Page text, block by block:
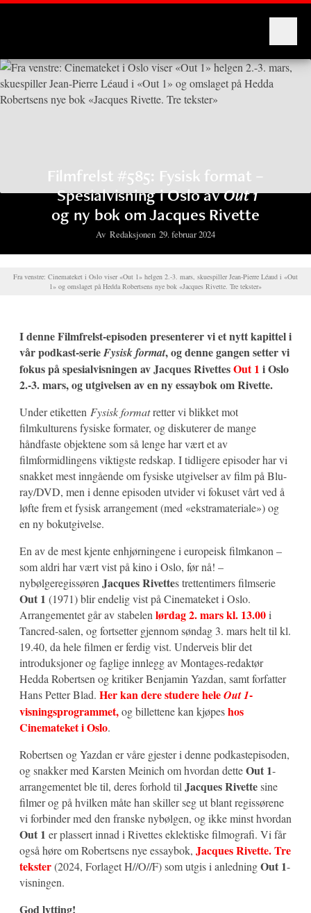
Filmfrelst #585: Fysisk format –
Spesialvisning i Oslo avOut 1
og ny bok om Jacques Rivette
Av Redaksjonen 29. februar 2024
Fra venstre: Cinemateket i Oslo viser «Out 1» helgen 2.-3. mars, skuespiller Jean-Pierre Léaud i «Out
1» og omslaget på Hedda Robertsens nye bok «Jacques Rivette. Tre tekster»
I denne Filmfrelst-episoden presenterer vi et nytt kapittel i
vår podkast-serieFysisk format, og denne gangen setter vi
fokus på spesialvisningen av Jacques RivettesOut 1 i Oslo
2.-3. mars, og utgivelsen av en ny essaybok om Rivette.
Under etiketten Fysisk formatretter vi blikket mot
filmkulturens fysiske formater, og diskuterer de mange
håndfaste objektene som så lenge har vært et av
filmformidlingens viktigste redskap. I tidligere episoder har vi
snakket mest inngående om fysiske utgivelser av film på Blu-
ray/DVD, men i denne episoden utvider vi fokuset vårt ved å
løfte frem et fysisk arrangement (med «ekstramateriale») og
en ny bokutgivelse.
En av de mest kjente enhjørningene i europeisk filmkanon –
som aldri har vært vist på kino i Oslo, før nå! –
nybølgeregissørenJacques Rivettes trettentimers filmserie
Out 1 (1971) blir endelig vist på Cinemateket i Oslo.
Arrangementet går av stabelenlørdag 2. mars kl. 13.00i
Tancred-salen, og fortsetter gjennom søndag 3. mars helt til kl.
19.40, da hele filmen er ferdig vist. Underveis blir det
introduksjoner og faglige innlegg av Montages-redaktør
Hedda Robertsen og kritiker Benjamin Yazdan, samt forfatter
Hans Petter Blad. Her kan dere studere heleOut 1-
visningsprogrammet,og billettene kan kjøpeshos
Cinemateket i Oslo.
Robertsen og Yazdan er våre gjester i denne podkastepisoden,
og snakker med Karsten Meinich om hvordan detteOut 1-
arrangementet ble til, deres forhold tilJacques Rivettesine
filmer og på hvilken måte han skiller seg ut blant regissørene
vi forbinder med den franske nybølgen, og ikke minst hvordan
Out 1 er plassert innad i Rivettes eklektiske filmografi. Vi får
også høre om Robertsens nye essaybok, Jacques Rivette. Tre
tekster(2024, Forlaget H//O//F) som utgis i anledningOut 1-
visningen.
God lytting!